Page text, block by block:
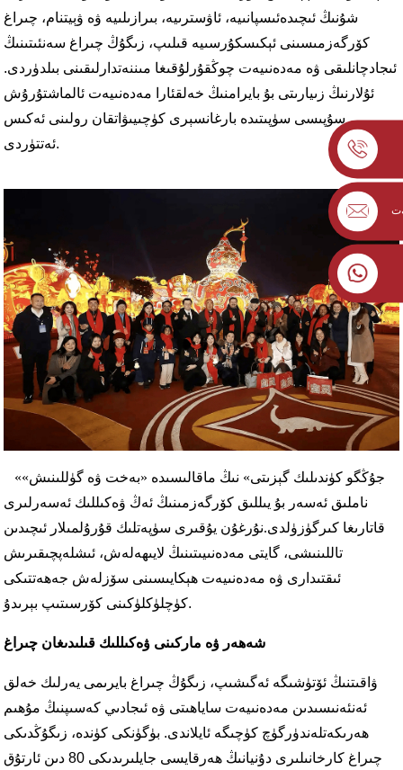
شۇنىڭ ئىچىدەئىسپانىيە، ئاۋسترىيە، بىرازىلىيە ۋە ۋېيتنام، چىراغ
كۆرگەزمىسىنى ئېكىسكۇرسىيە قىلىپ، زىگۇڭ چىراغ سەنئىتىنىڭ
ئىجادچانلىقى ۋە مەدەنىيەت چوڭقۇرلۇقىغا مىننەتدارلىقىنى بىلدۈردى.
ئۇلارنىڭ زىيارىتى بۇ بايرامنىڭ خەلقئارا مەدەنىيەت ئالماشتۇرۇش
سۇپىسى سۈپىتىدە بارغانسېرى كۈچىيىۋاتقان رولىنى ئەكىس
ئەتتۈردى.
«جۇڭگو كۈندىلىك گېزىتى» نىڭ ماقالىسىدە «بەخت ۋە گۈللىنىش»
ناملىق ئەسەر بۇ يىللىق كۆرگەزمىنىڭ ئەڭ ۋەكىللىك ئەسەرلىرى
قاتارىغا كىرگۈزۈلدى.نۇرغۇن يۇقىرى سۈپەتلىك قۇرۇلمىلار ئىچىدىن
تاللىنىشى، گايتى مەدەنىيىتىنىڭ لايىھەلەش، ئىشلەپچىقىرىش
ئىقتىدارى ۋە مەدەنىيەت ھېكايىسىنى سۆزلەش جەھەتتىكى
كۈچلۈكلۈكىنى كۆرسىتىپ بېرىدۇ.
شەھەر ۋە ماركىنى ۋەكىللىك قىلىدىغان چىراغ
ۋاقىتنىڭ ئۆتۈشىگە ئەگىشىپ، زىگۇڭ چىراغ بايرىمى يەرلىك خەلق
ئەنئەنىسىدىن مەدەنىيەت ساياھىتى ۋە ئىجادىي كەسىپنىڭ مۇھىم
ھەرىكەتلەندۈرگۈچ كۈچىگە ئايلاندى. بۈگۈنكى كۈندە، زىگۇڭدىكى
چىراغ كارخانىلىرى دۇنيانىڭ ھەرقايسى جايلىرىدىكى 80 دىن ئارتۇق